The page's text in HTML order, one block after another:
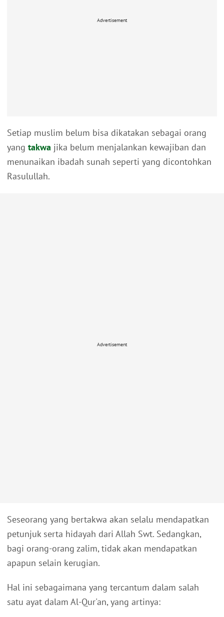
Advertisement
Setiap muslim belum bisa dikatakan sebagai orang
yang takwa jika belum menjalankan kewajiban dan
menunaikan ibadah sunah seperti yang dicontohkan
Rasulullah.
Advertisement
Seseorang yang bertakwa akan selalu mendapatkan
petunjuk serta hidayah dari Allah Swt. Sedangkan,
bagi orang-orang zalim, tidak akan mendapatkan
apapun selain kerugian.
Hal ini sebagaimana yang tercantum dalam salah
satu ayat dalam Al-Qur'an, yang artinya: